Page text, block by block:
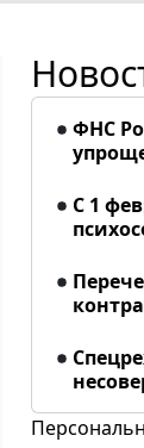
ФНС
С 1